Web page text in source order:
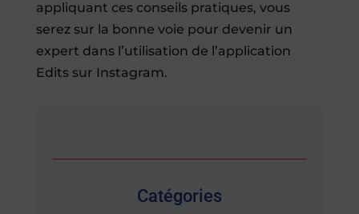
appliquant ces conseils pratiques, vous
serez sur la bonne voie pour devenir un
expert dans l’utilisation de l’application
Edits sur Instagram.
Catégories